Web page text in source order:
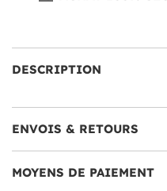
DESCRIPTION
ENVOIS & RETOURS
MOYENS DE PAIEMENT